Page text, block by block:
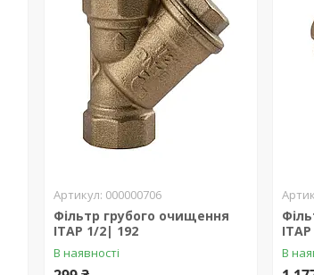
000000706
Фільтр грубого очищення
ITAP 1/2| 192
В наявності В